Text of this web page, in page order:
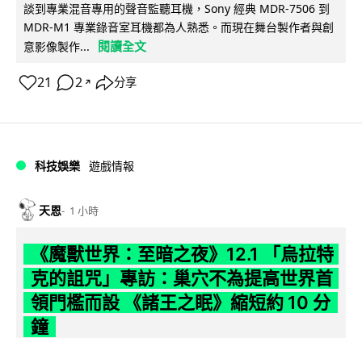
談到專業混音專用的聲音監聽耳機，Sony 經典 MDR-7506 到
MDR-M1 專業錄音室耳機都為人熟悉。而現在舞台製作者與創
意影像製作...
閱讀全文
21 2 ↗ 分享
科技娛樂 遊戲情報
天恩 1 小時
《魔獸世界：至暗之夜》12.1 「烏拉特
克的詛咒」專訪：巢穴不為提高世界首
領門檻而設 《諸王之眠》縮短約 10 分
鐘